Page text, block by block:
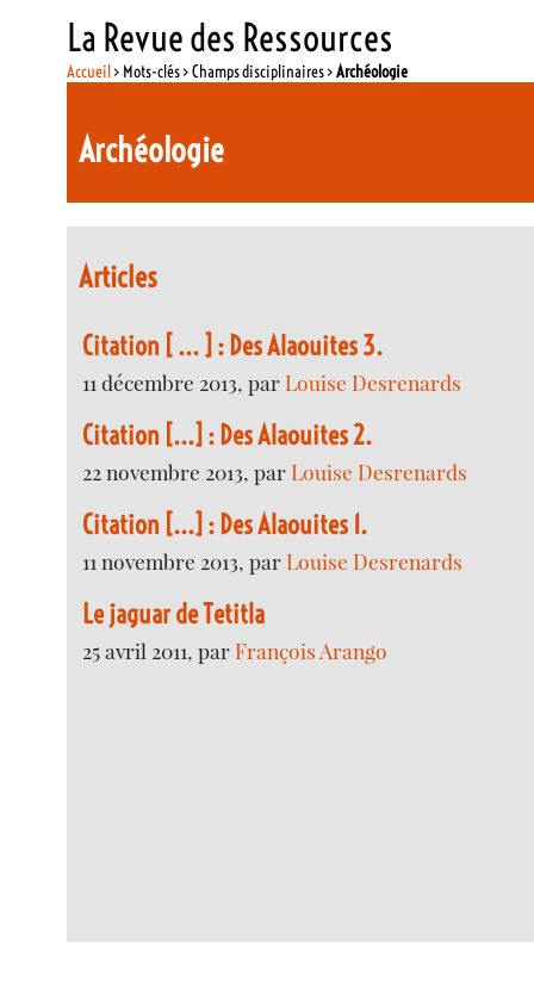
La Revue des Ressources
Accueil> Mots-clés > Champs disciplinaires >Archéologie
Archéologie
Articles
Citation [ ... ] : Des Alaouites 3.
11 décembre 2013, parLouise Desrenards
Citation [...] : Des Alaouites 2.
22 novembre 2013, parLouise Desrenards
Citation [...] : Des Alaouites 1.
11 novembre 2013, parLouise Desrenards
Le jaguar de Tetitla
25 avril 2011, parFrançois Arango